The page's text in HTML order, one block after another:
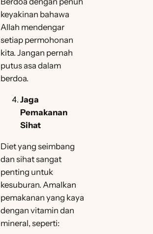
keyakinan bahawa
Allah mendengar
setiap permohonan
kita. Jangan pernah
putus asa dalam
berdoa.
Jaga
Pemakanan
Sihat
Diet yang seimbang
dan sihat sangat
penting untuk
kesuburan. Amalkan
pemakanan yang kaya
dengan vitamin dan
mineral, seperti: